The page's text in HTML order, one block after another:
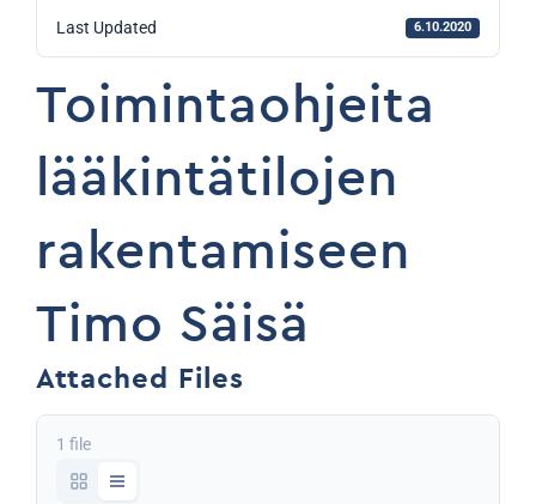
Last Updated 6.10.2020
Toimintaohjeita
lääkintätilojen
rakentamiseen
Timo Säisä
Attached Files
1 file